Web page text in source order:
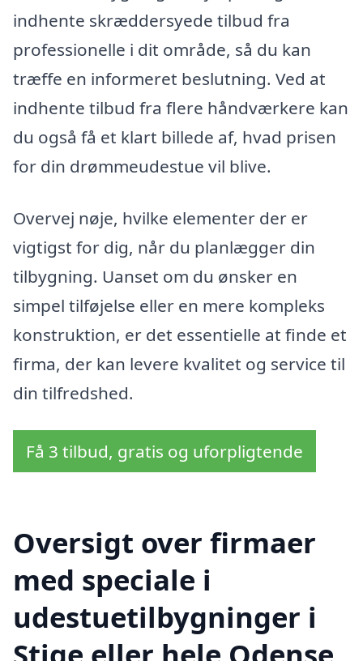
indhente skræddersyede tilbud fra
professionelle i dit område, så du kan
træffe en informeret beslutning. Ved at
indhente tilbud fra flere håndværkere kan
du også få et klart billede af, hvad prisen
for din drømmeudestue vil blive.
Overvej nøje, hvilke elementer der er
vigtigst for dig, når du planlægger din
tilbygning. Uanset om du ønsker en
simpel tilføjelse eller en mere kompleks
konstruktion, er det essentielle at finde et
firma, der kan levere kvalitet og service til
din tilfredshed.
Få 3 tilbud, gratis og uforpligtende
Oversigt over firmaer
med speciale i
udestuetilbygninger i